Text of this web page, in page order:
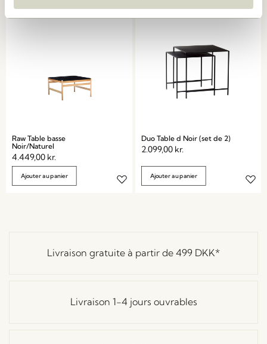
Raw Table basse
Noir/Naturel
4.449,00 kr.
Ajouter au panier
Duo Table d Noir (set de 2)
2.099,00 kr.
Ajouter au panier
Livraison gratuite à partir de 499 DKK*
Livraison 1-4 jours ouvrables